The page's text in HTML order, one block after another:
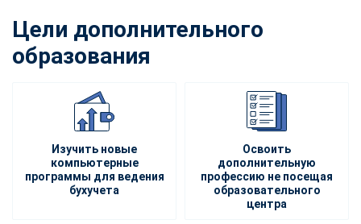
Цели дополнительного
образования
Изучить новые
компьютерные
программы для ведения
бухучета
Освоить
дополнительную
профессию не посещая
образовательного
центра